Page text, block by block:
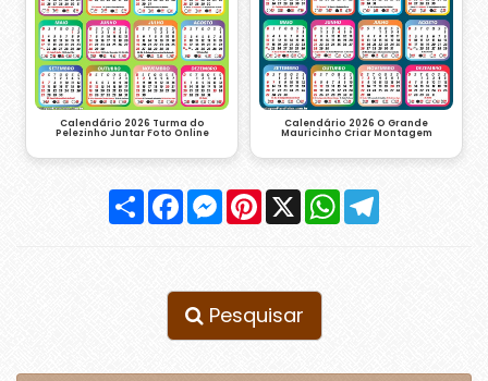
Calendário 2026 Turma do
Pelezinho Juntar Foto Online
Calendário 2026 O Grande
Mauricinho Criar Montagem
Compartilhar
FacebookMessenger
Pinterest
X WhatsApp
Pesquisar